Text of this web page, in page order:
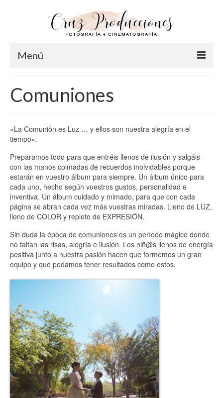
Menú
Info
FAQ
Fotografía
Pre-Bodas
Post-Bodas
Comuniones
Blog
Contacto
Comuniones
«La Comunión es Luz … y ellos son nuestra alegría en el
tiempo».
Preparamos todo para que entréis llenos de ilusión y salgáis
con las manos colmadas de recuerdos inolvidables porque
estarán en vuestro álbum para siempre. Un álbum único para
cada uno, hecho según vuestros gustos, personalidad e
inventiva. Un álbum cuidado y mimado, para que con cada
página se abran cada vez más vuestras miradas. Lleno de LUZ,
lleno de COLOR y repleto de EXPRESIÓN.
Sin duda la época de comuniones es un período mágico donde
no faltan las risas, alegría e ilusión. Los niñ@s llenos de energía
positiva junto a nuestra pasión hacen que formemos un gran
equipo y que podamos tener resultados como estos.